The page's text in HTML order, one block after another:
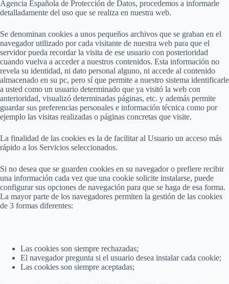
Agencia Española de Protección de Datos, procedemos a informarle
detalladamente del uso que se realiza en nuestra web.
Se denominan cookies a unos pequeños archivos que se graban en el
navegador utilizado por cada visitante de nuestra web para que el
servidor pueda recordar la visita de ese usuario con posterioridad
cuando vuelva a acceder a nuestros contenidos. Esta información no
revela su identidad, ni dato personal alguno, ni accede al contenido
almacenado en su pc, pero sí que permite a nuestro sistema identificarle
a usted como un usuario determinado que ya visitó la web con
anterioridad, visualizó determinadas páginas, etc. y además permite
guardar sus preferencias personales e información técnica como por
ejemplo las visitas realizadas o páginas concretas que visite.
La finalidad de las cookies es la de facilitar al Usuario un acceso más
rápido a los Servicios seleccionados.
Si no desea que se guarden cookies en su navegador o prefiere recibir
una información cada vez que una cookie solicite instalarse, puede
configurar sus opciones de navegación para que se haga de esa forma.
La mayor parte de los navegadores permiten la gestión de las cookies
de 3 formas diferentes:
Las cookies son siempre rechazadas;
El navegador pregunta si el usuario desea instalar cada cookie;
Las cookies son siempre aceptadas;